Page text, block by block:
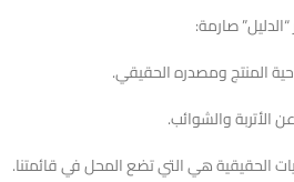
صارمة:
المنتج ومصدره الحقيقي.
الأتربة والشوائب.
الحقيقية هي التي تضع المحل في قائمتنا.